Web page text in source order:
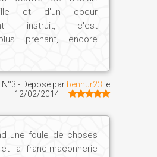
l'on JOUE encore un
rencontré bien d'autres,
Jusqu'à l'aventure
commande réellement
faite par le baron von
de Thamos, roi d'Egypte,
comme l'ancêtre
et d'un coeur
instruit, c'est
prenant, encore
N°3 - Déposé par benhur23 le
12/02/2014
une foule de choses
la franc-maçonnerie